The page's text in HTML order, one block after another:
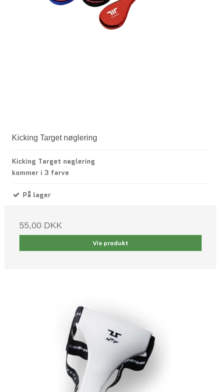
Kicking Target nøglering
Kicking Target nøglering
kommer i 3 farve
På lager
55,00 DKK
Vis produkt